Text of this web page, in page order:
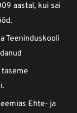
aastal, kui sai
Teeninduskooli
Ehte- ja